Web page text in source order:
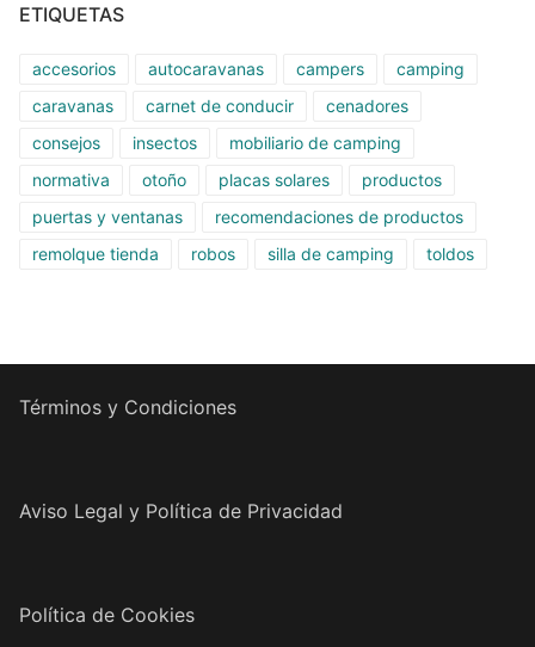
ETIQUETAS
accesorios autocaravanas campers
camping
caravanas
carnet de conducir
cenadores
consejos
insectos
mobiliario de camping
normativa
otoño placas solares
productos
puertas y ventanas
recomendaciones de productos
remolque tienda
robos silla de camping toldos
Términos y Condiciones
Aviso Legal y Política de Privacidad
Política de Cookies